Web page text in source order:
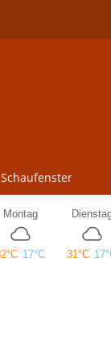
Schaufenster